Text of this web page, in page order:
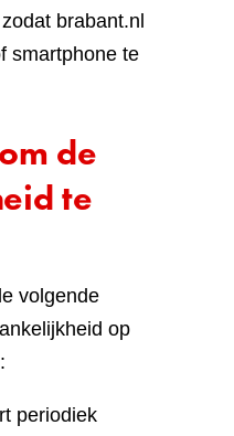
brabant.nl
smartphone te
de
te
volgende
op
periodiek